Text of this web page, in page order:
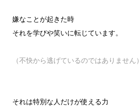
嫌なことが起きた時
それを学びや笑いに転じています。
（不快から逃げているのではありません）
それは特別な人だけが使える力